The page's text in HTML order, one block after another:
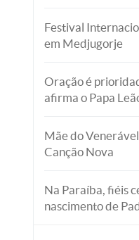
Festival
em Medjugorje
Oração é
afirma o Papa
Mãe do
Canção Nova
Na Paraíba, fiéis
nascimento de